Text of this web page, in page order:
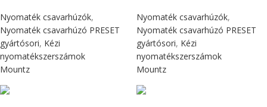
Nyomaték csavarhúzók,
Nyomaték csavarhúzó PRESET
gyártósori, Kézi
nyomatékszerszámok
Mountz
Nyomaték csavarhúzók,
Nyomaték csavarhúzó PRESET
gyártósori, Kézi
nyomatékszerszámok
Mountz